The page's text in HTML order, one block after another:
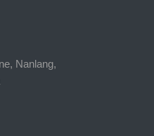
Nanlang,